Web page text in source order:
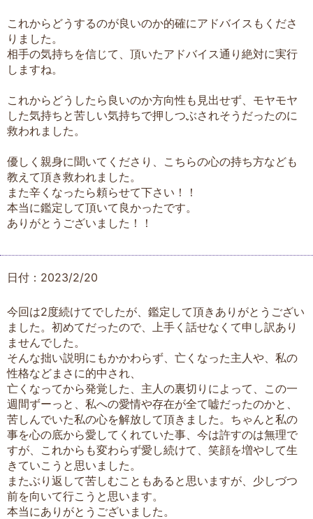
これからどうするのが良いのか的確にアドバイスもくださ
りました。
相手の気持ちを信じて、頂いたアドバイス通り絶対に実行
しますね。
これからどうしたら良いのか方向性も見出せず、モヤモヤ
した気持ちと苦しい気持ちで押しつぶされそうだったのに
救われました。
優しく親身に聞いてくださり、こちらの心の持ち方なども
教えて頂き救われました。
また辛くなったら頼らせて下さい！！
本当に鑑定して頂いて良かったです。
ありがとうございました！！
日付：2023/2/20
今回は2度続けてでしたが、鑑定して頂きありがとうござい
ました。初めてだったので、上手く話せなくて申し訳あり
ませんでした。
そんな拙い説明にもかかわらず、亡くなった主人や、私の
性格などまさに的中され、
亡くなってから発覚した、主人の裏切りによって、この一
週間ずーっと、私への愛情や存在が全て嘘だったのかと、
苦しんでいた私の心を解放して頂きました。ちゃんと私の
事を心の底から愛してくれていた事、今は許すのは無理で
すが、これからも変わらず愛し続けて、笑顔を増やして生
きていこうと思いました。
またぶり返して苦しむこともあると思いますが、少しづつ
前を向いて行こうと思います。
本当にありがとうございました。